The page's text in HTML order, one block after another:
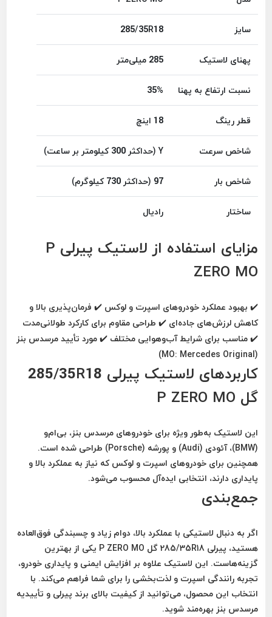
سایز
285/35R18
پهنای لاستیک
285 میلی‌متر
نسبت ارتفاع به پهنا
35%
قطر رینگ
18 اینچ
شاخص سرعت
Y (حداکثر 300 کیلومتر بر ساعت)
شاخص بار
97 (حداکثر 730 کیلوگرم)
ساختار
رادیال
مزایای استفاده از لاستیک پیرلی P
ZERO MO
✔️ بهبود عملکرد خودروهای اسپرت و لوکس ✔️ فرمان‌پذیری بالا و
کاهش لرزش‌های جاده‌ای ✔️ طراحی مقاوم برای کارکرد طولانی‌مدت
✔️ مناسب برای شرایط آب‌وهوایی مختلف ✔️ مورد تأیید مرسدس بنز
(MO: Mercedes Original)
کاربردهای لاستیک پیرلی 285/35R18
گل P ZERO MO
این لاستیک به‌طور ویژه برای خودروهایمرسدس بنز، بی‌ام‌و
(BMW)، آئودی (Audi) و پورشه (Porsche)
طراحی شده است.
همچنین برای خودروهای اسپرت و لوکسکه نیاز به عملکرد بالا و
پایداری دارند، انتخابی ایده‌آل محسوب می‌شود.
جمع‌بندی
اگر به دنبال لاستیکی با عملکرد بالا، دوام زیاد و چسبندگی فوق‌العاده
هستید، پیرلی 285/35R18 گل P ZERO MO
یکی از بهترین
گزینه‌هاست. این لاستیک علاوه بر افزایش ایمنی و پایداری خودرو،
تجربه رانندگی اسپرت و لذت‌بخشی را برای شما فراهم می‌کند. با
انتخاب این محصول، می‌توانید از کیفیت بالای برند پیرلی و تأییدیه
مرسدس بنز بهره‌مند شوید.